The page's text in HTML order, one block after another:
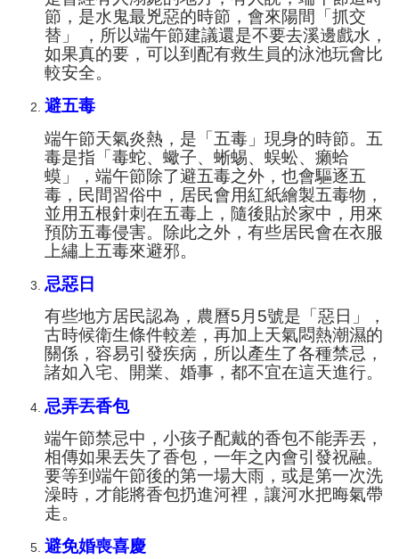
節，是水鬼最兇惡的時節，會來陽間「抓交
替」 ，所以端午節建議還是不要去溪邊戲水，
如果真的要，可以到配有救生員的泳池玩會比
較安全。
避五毒
端午節天氣炎熱，是「五毒」現身的時節。五
毒是指「毒蛇、蠍子、 蜥蜴、 蜈蚣、 癩蛤
蟆」，端午節除了避五毒之外，也會驅逐五
毒，民間習俗中，居民會用紅紙繪製五毒物，
並用五根針刺在五毒上，隨後貼於家中，用來
預防五毒侵害。除此之外，有些居民會在衣服
上繡上五毒來避邪。
忌惡日
有些地方居民認為，農曆5月5號是「惡日」，
古時候衛生條件較差，再加上天氣悶熱潮濕的
關係，容易引發疾病，所以產生了各種禁忌，
諸如入宅、開業、婚事，都不宜在這天進行。
忌弄丟香包
端午節禁忌中，小孩子配戴的香包不能弄丟，
相傳如果丟失了香包，一年之內會引發祝融。
要等到端午節後的第一場大雨，或是第一次洗
澡時，才能將香包扔進河裡，讓河水把晦氣帶
走。
避免婚喪喜慶